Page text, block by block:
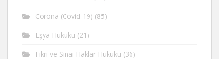
Corona (Covid-19) (85)
Eşya Hukuku (21)
Fikri ve Sinai Haklar Hukuku (36)